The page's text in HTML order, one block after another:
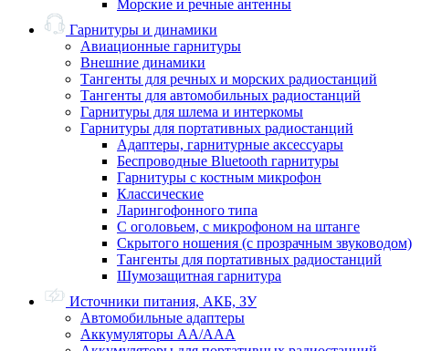
Морские и речные антенны
Гарнитуры и динамики
Авиационные гарнитуры
Внешние динамики
Тангенты для речных и морских радиостанций
Тангенты для автомобильных радиостанций
Гарнитуры для шлема и интеркомы
Гарнитуры для портативных радиостанций
Адаптеры, гарнитурные аксессуары
Беспроводные Bluetooth гарнитуры
Гарнитуры с костным микрофон
Классические
Ларингофонного типа
С оголовьем, с микрофоном на штанге
Скрытого ношения (с прозрачным звуководом)
Тангенты для портативных радиостанций
Шумозащитная гарнитура
Источники питания, АКБ, ЗУ
Автомобильные адаптеры
Аккумуляторы АА/ААА